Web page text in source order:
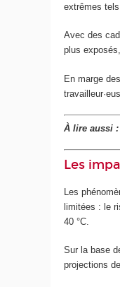
extrêmes
Avec des
plus
En marge
À lire aussi
Les
Les
limitées : le
40 °C.
Sur la base
projections